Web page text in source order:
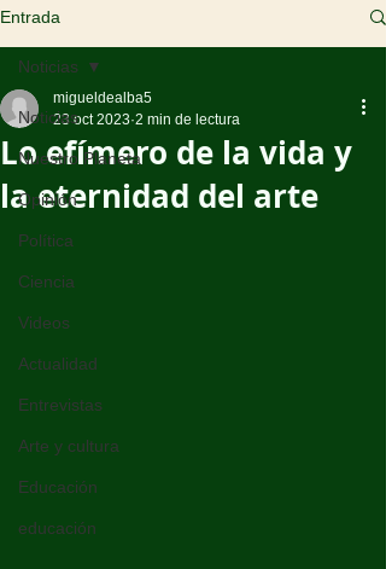
Entrada
Noticias
Nuestro Planeta
Opinión
Política
Ciencia
Videos
Actualidad
Entrevistas
Arte y cultura
Educación
educación
Noticias
Lo efímero de la vida y
la eternidad del arte
migueldealba5
23 oct 2023 2 min de lectura